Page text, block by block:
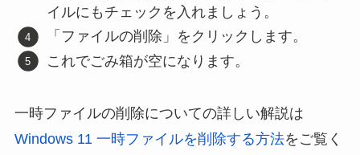
イルにもチェックを入れましょう。
「ファイルの削除」をクリックします。
これでごみ箱が空になります。
一時ファイルの削除についての詳しい解説は
Windows 11 一時ファイルを削除する方法をご覧く